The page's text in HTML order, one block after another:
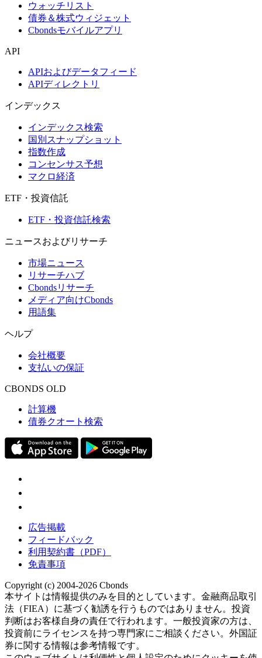
ウォッチリスト
債券＆株式ウィジェット
Cbondsモバイルアプリ
API
APIおよびデータフィード
APIディレクトリ
インデックス
インデックス検索
国別スナップショット
指数作成
コンセンサス予想
マクロ経済
ETF・投資信託
ETF・投資信託検索
ニュースおよびリサーチ
市場ニュース
リサーチハブ
Cbondsリサーチ
メディア向けCbonds
用語集
ヘルプ
会社概要
支払いの保証
CBONDS OLD
計算機
債券クオート検索
広告掲載
フィードバック
利用契約書（PDF）
免責事項
Copyright (c) 2004-2026 Cbonds
本サイトは情報提供のみを目的としています。金融商品取引
法（FIEA）に基づく勧誘を行うものではありません。投資
判断はお客様自身の責任で行われます。一般投資家の方は、
投資前にライセンスを持つ専門家にご相談ください。外国証
券に関する情報は参考情報です。